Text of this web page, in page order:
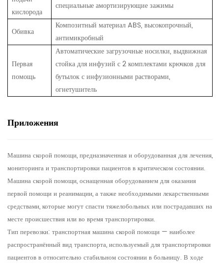
кислорода
специальные амортизирующие зажимы
Обивка
Композитный материал ABS, высокопрочный,
антимикробный
Первая
помощь
Автоматические загрузочные носилки, выдвижная
стойка для инфузий с 2 комплектами крючков для
бутылок с инфузионными растворами,
огнетушитель
Приложения
Машина скорой помощи, предназначенная и оборудованная для лечения,
мониторинга и транспортировки пациентов в критическом состоянии.
Машина скорой помощи, оснащенная оборудованием для оказания
первой помощи и реанимации, а также необходимыми лекарственными
средствами, которые могут спасти тяжелобольных или пострадавших на
месте происшествия или во время транспортировки.
Тип перевозки: транспортная машина скорой помощи — наиболее
распространённый вид транспорта, используемый для транспортировки
пациентов в относительно стабильном состоянии в больницу. В ходе